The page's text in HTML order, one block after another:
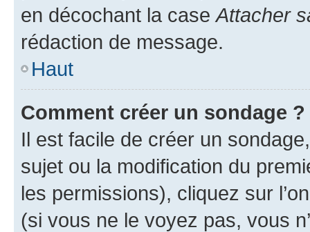
en décochant la case Attacher
rédaction de message.
Haut
Comment créer un sondage ?
Il est facile de créer un
sujet ou la modification du
les permissions), cliquez sur
(si vous ne le voyez pas, vous